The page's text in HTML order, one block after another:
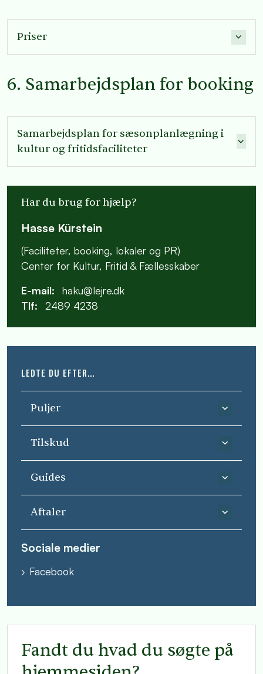
Priser
6. Samarbejdsplan for booking
Samarbejdsplan for sæsonplanlægning i
kultur og fritidsfaciliteter
Har du brug for hjælp?
Hasse Kürstein
(Faciliteter, booking, lokaler og PR)
Center for Kultur, Fritid & Fællesskaber
E-mail:
haku@lejre.dk
Tlf:
2489 4238
LEDTE DU EFTER...
Puljer
Tilskud
Guides
Aftaler
Sociale medier
Facebook
Fandt du hvad du søgte på